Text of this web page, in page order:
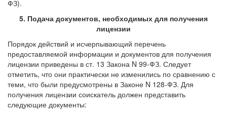
ФЗ).
5. Подача документов, необходимых для получения
лицензии
Порядок действий и исчерпывающий перечень
предоставляемой информации и документов для получения
лицензии приведены в ст. 13 Закона N 99-ФЗ. Следует
отметить, что они практически не изменились по сравнению с
теми, что были предусмотрены в Законе N 128-ФЗ. Для
получения лицензии соискатель должен представить
следующие документы: